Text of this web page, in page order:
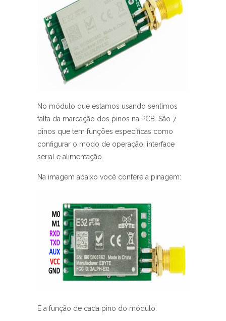
No módulo que estamos usando sentimos
falta da marcação dos pinos na PCB. São 7
pinos que tem funções específicas como
configurar o modo de operação, interface
serial e alimentação.
Na imagem abaixo você confere a pinagem:
E a função de cada pino do módulo: